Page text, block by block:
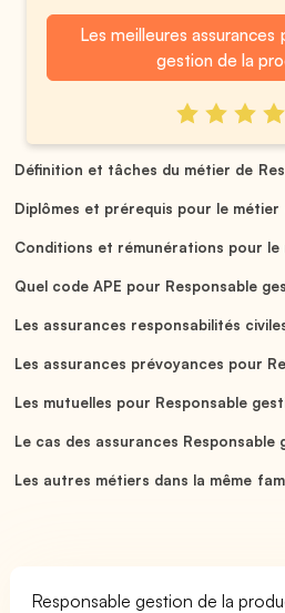
Les meilleures assurances
gestion de la
Définition et tâches du métier de
Diplômes et prérequis pour le métier
Conditions et rémunérations pour le
Quel code APE pour Responsable
Les assurances responsabilités
Les assurances prévoyances pour
Les mutuelles pour Responsable
Le cas des assurances
Les autres métiers dans la même
Responsable gestion de la